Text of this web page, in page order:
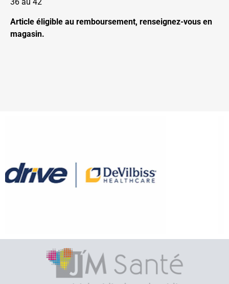
36 au 42
Article éligible au remboursement, renseignez-vous en
magasin.